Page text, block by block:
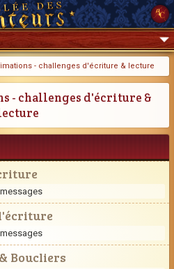
- challenges d'écriture & lecture
- challenges d'écriture &
Boucliers